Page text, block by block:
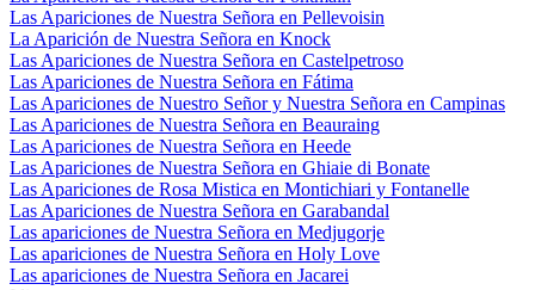
Las Apariciones de Nuestra Señora en Pellevoisin
La Aparición de Nuestra Señora en Knock
Las Apariciones de Nuestra Señora en Castelpetroso
Las Apariciones de Nuestra Señora en Fátima
Las Apariciones de Nuestro Señor y Nuestra Señora en Campinas
Las Apariciones de Nuestra Señora en Beauraing
Las Apariciones de Nuestra Señora en Heede
Las Apariciones de Nuestra Señora en Ghiaie di Bonate
Las Apariciones de Rosa Mistica en Montichiari y Fontanelle
Las Apariciones de Nuestra Señora en Garabandal
Las apariciones de Nuestra Señora en Medjugorje
Las apariciones de Nuestra Señora en Holy Love
Las apariciones de Nuestra Señora en Jacarei